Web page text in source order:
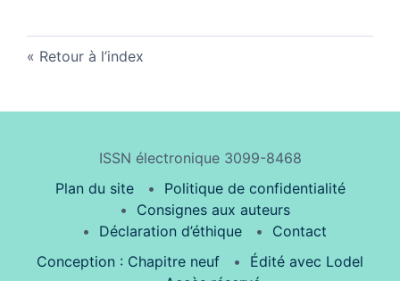
Retour à l’index
ISSN électronique 3099-8468
Plan du site
Politique de confidentialité
Consignes aux auteurs
Déclaration d’éthique
Contact
Conception : Chapitre neuf
Édité avec Lodel